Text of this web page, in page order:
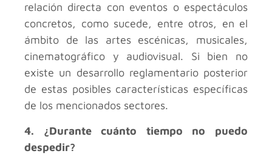
relación directa con eventos o espectáculos
concretos, como sucede, entre otros, en el
ámbito de las artes escénicas, musicales,
cinematográfico y audiovisual. Si bien no
existe un desarrollo reglamentario posterior
de estas posibles características específicas
de los mencionados sectores.
4. ¿Durante cuánto tiempo no puedo
despedir?